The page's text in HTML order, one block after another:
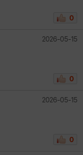
0
2026-05-15
0
2026-05-15
0